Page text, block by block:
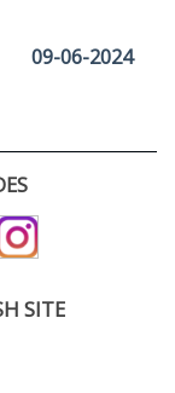
09-06-2024
SITE